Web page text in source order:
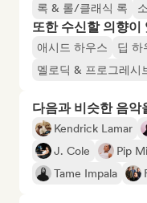
록 & 롤/클래식 록
또한 수신할 의향이
애시드 하우스 딥 하
멜로딕 & 프로그레시
다음과 비슷한 음
Kendrick Lamar
J. Cole
Pip
Tame Impala